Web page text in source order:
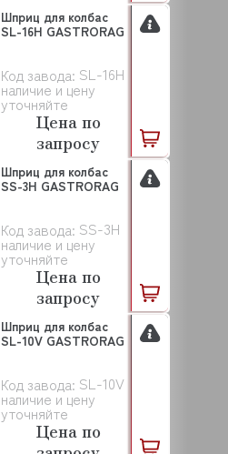
Код завода: SL-16H
наличие и цену
уточняйте
Шприц для колбас
SL-16H GASTRORAG
Цена по
запросу
Код завода: SS-3H
наличие и цену
уточняйте
Шприц для колбас
SS-3H GASTRORAG
Цена по
запросу
Код завода: SL-10V
наличие и цену
уточняйте
Шприц для колбас
SL-10V GASTRORAG
Цена по